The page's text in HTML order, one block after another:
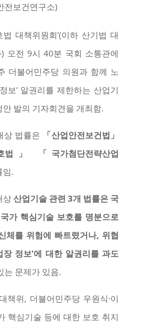
전보건연구소)
대책위원회’(이하 산기법 대
오전 9시 40분 국회 소통관에
더불어민주당 의원과 함께 노
보’ 알권리를 제한하는 산업기
발의 기자회견을 개최함.
상 법률은 「산업안전보건법 」
법 」 「 국가첨단전략산업
임.
상산업기술 관련3개 법률은 국
가 핵심기술 보호를 명분으로
체를 위험에 빠트렸거나, 위협
장 정보’에 대한 알권리를 과도
는 문제가 있음.
책위, 더불어민주당 우원식·이
핵심기술 등에 대한 보호 취지